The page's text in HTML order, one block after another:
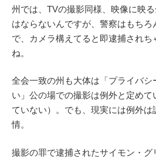
州では、TVの撮影同様、映像に映
はならないんですが、警察はもち
で、カメラ構えてると即逮捕されち
ね。
全会一致の州も大体は「プライバシ
い」公の場での撮影は例外と定め
ていない）。でも、現実には例外は
情。
撮影の罪で逮捕されたサイモン・グ